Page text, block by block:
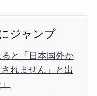
ジャンプ
と「日本国外か
れません」と出